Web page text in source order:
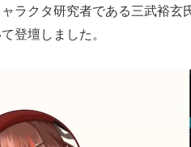
ラクタ研究者である三武裕玄
登壇しました。